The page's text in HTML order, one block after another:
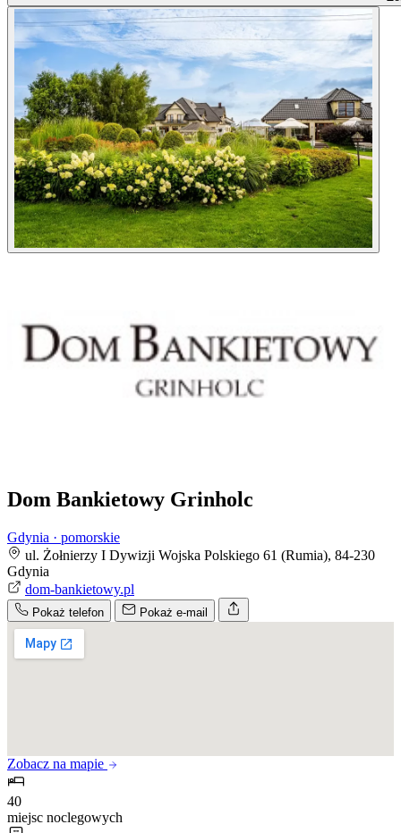
Dom Bankietowy Grinholc
Gdynia · pomorskie
ul. Żołnierzy I Dywizji Wojska Polskiego 61 (Rumia), 84-230
Gdynia
dom-bankietowy.pl
Pokaż telefon Pokaż e-mail
Zobacz na mapie
40
miejsc noclegowych